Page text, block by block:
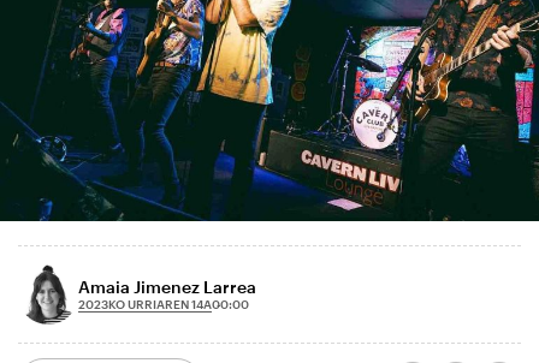
Amaia Jimenez Larrea
2023KO URRIAREN 14A00:00